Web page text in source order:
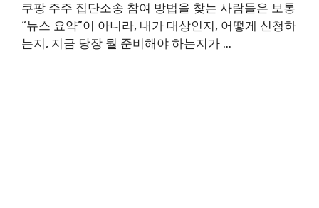
쿠팡 주주 집단소송 참여 방법을 찾는 사람들은 보통
“뉴스 요약”이 아니라, 내가 대상인지, 어떻게 신청하
는지, 지금 당장 뭘 준비해야 하는지가 ...